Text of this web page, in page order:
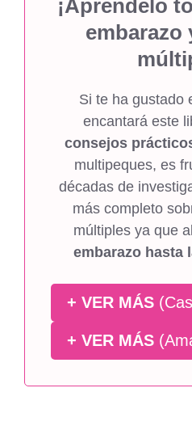
¡Apréndelo
embarazo
Si te ha gustado
encantará este
consejos
multipeques, es
décadas de
más completo
múltiples ya que
embarazo hasta
+ VER MÁS
+ VER MÁS